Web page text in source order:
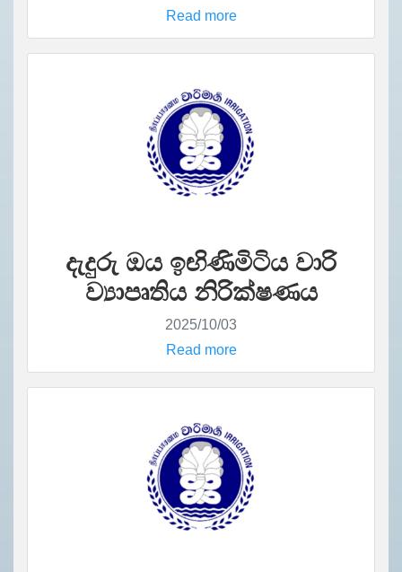
Read more
දැදුරු ඔය ඉඟිණිමිටිය වාරි
ව්‍යාපෘතිය නිරික්ෂණය
2025/10/03
Read more